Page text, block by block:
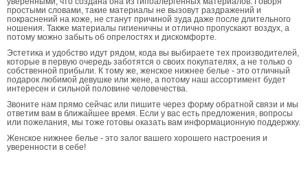
простыми словами, такие материалы не вызовут раздражений и
покраснений на коже, не станут причиной зуда даже после длительного
ношения. Также материалы гигиеничны и отлично пропускают воздух, а
потому можно забыть об опрелостях и дискомфорте.
Эстетика и удобство идут рядом, кода вы выбираете тех производителей,
которые в первую очередь заботятся о своих покупателях, а не только о
собственной прибыли. К тому же, женское нижнее белье - это отличный
подарок любимой девушке или жене, а потому наш ассортимент будет
интересен и сильной половине человечества.
Звоните нам прямо сейчас или пишите через форму обратной связи и мы
ответим вам в ближайшее время. Если у вас есть предложения, вопросы
или пожелания, мы тоже готовы оказать вам информационную поддержку.
Женское нижнее белье - это залог вашего хорошего настроения и
уверенности в себе!